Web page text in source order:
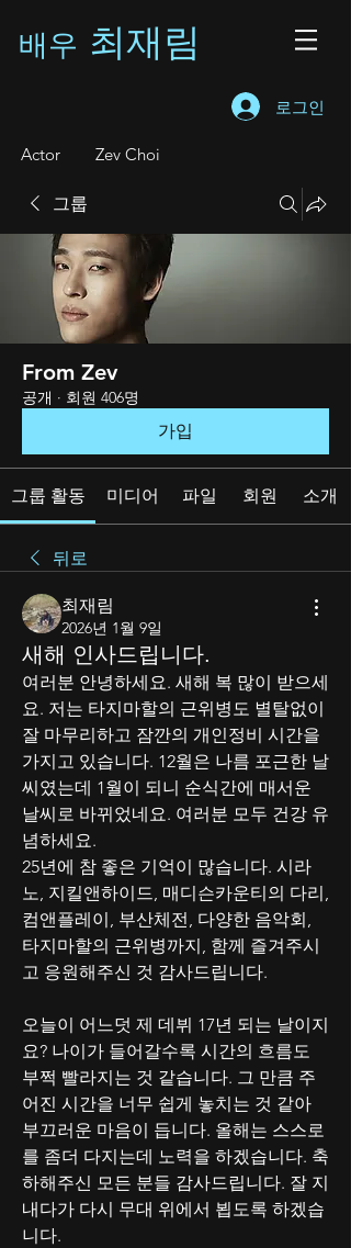
배우 최재림
로그인
Actor Zev Choi
그룹
From Zev
공개 · 회원 406명
가입
그룹 활동 미디어 파일 회원 소개
뒤로
최재림
2026년 1월 9일
새해 인사드립니다.
여러분 안녕하세요. 새해 복 많이 받으세
요. 저는 타지마할의 근위병도 별탈없이
잘 마무리하고 잠깐의 개인정비 시간을
가지고 있습니다. 12월은 나름 포근한 날
씨였는데 1월이 되니 순식간에 매서운
날씨로 바뀌었네요. 여러분 모두 건강 유
념하세요.
25년에 참 좋은 기억이 많습니다. 시라
노, 지킬앤하이드, 매디슨카운티의 다리,
컴앤플레이, 부산체전, 다양한 음악회,
타지마할의 근위병까지, 함께 즐겨주시
고 응원해주신 것 감사드립니다.
오늘이 어느덧 제 데뷔 17년 되는 날이지
요? 나이가 들어갈수록 시간의 흐름도
부쩍 빨라지는 것 같습니다. 그 만큼 주
어진 시간을 너무 쉽게 놓치는 것 같아
부끄러운 마음이 듭니다. 올해는 스스로
를 좀더 다지는데 노력을 하겠습니다. 축
하해주신 모든 분들 감사드립니다. 잘 지
내다가 다시 무대 위에서 뵙도록 하겠습
니다.